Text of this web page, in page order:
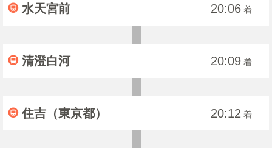
水天宮前 20:06 着
清澄白河 20:09 着
住吉（東京都） 20:12 着